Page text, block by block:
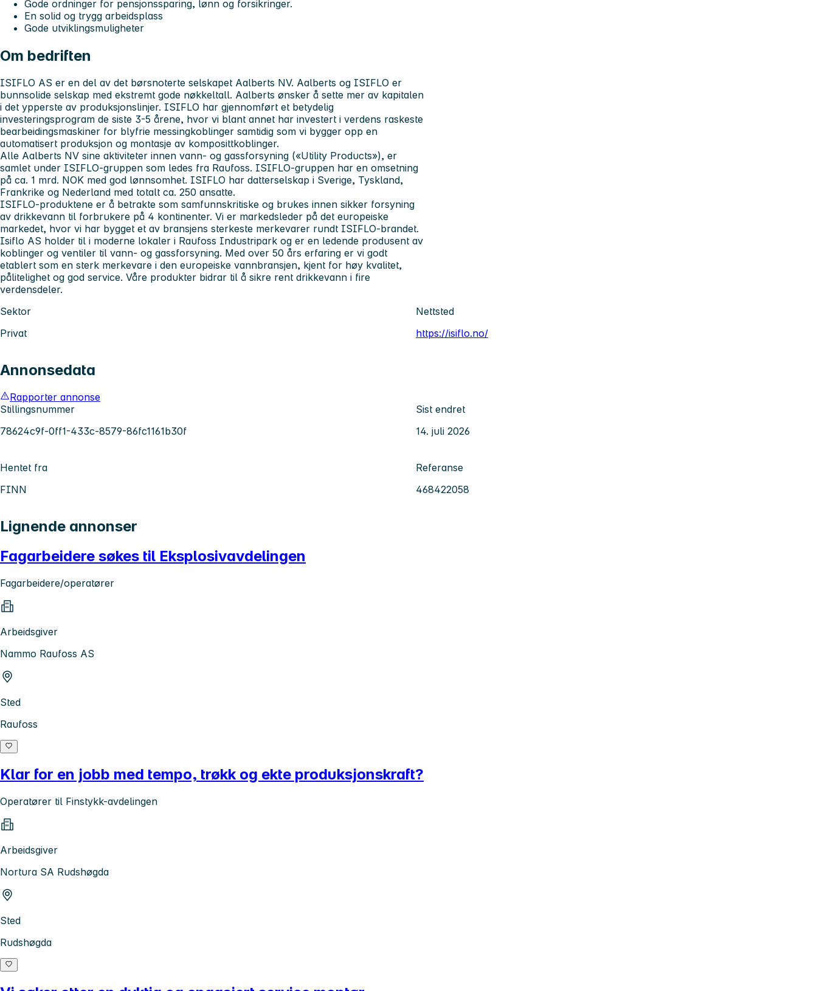
Gode ordninger for pensjonssparing, lønn og forsikringer.
En solid og trygg arbeidsplass
Gode utviklingsmuligheter
Om bedriften
ISIFLO AS er en del av det børsnoterte selskapet Aalberts NV. Aalberts og ISIFLO er
bunnsolide selskap med ekstremt gode nøkkeltall. Aalberts ønsker å sette mer av kapitalen
i det ypperste av produksjonslinjer. ISIFLO har gjennomført et betydelig
investeringsprogram de siste 3-5 årene, hvor vi blant annet har investert i verdens raskeste
bearbeidingsmaskiner for blyfrie messingkoblinger samtidig som vi bygger opp en
automatisert produksjon og montasje av komposittkoblinger.
Alle Aalberts NV sine aktiviteter innen vann- og gassforsyning («Utility Products»), er
samlet under ISIFLO-gruppen som ledes fra Raufoss. ISIFLO-gruppen har en omsetning
på ca. 1 mrd. NOK med god lønnsomhet. ISIFLO har datterselskap i Sverige, Tyskland,
Frankrike og Nederland med totalt ca. 250 ansatte.
ISIFLO-produktene er å betrakte som samfunnskritiske og brukes innen sikker forsyning
av drikkevann til forbrukere på 4 kontinenter. Vi er markedsleder på det europeiske
markedet, hvor vi har bygget et av bransjens sterkeste merkevarer rundt ISIFLO-brandet.
Isiflo AS holder til i moderne lokaler i Raufoss Industripark og er en ledende produsent av
koblinger og ventiler til vann- og gassforsyning. Med over 50 års erfaring er vi godt
etablert som en sterk merkevare i den europeiske vannbransjen, kjent for høy kvalitet,
pålitelighet og god service. Våre produkter bidrar til å sikre rent drikkevann i fire
verdensdeler.
Sektor
Privat
Nettsted
https://isiflo.no/
Annonsedata
Rapporter annonse
Stillingsnummer
78624c9f-0ff1-433c-8579-86fc1161b30f
Sist endret
14. juli 2026
Hentet fra
FINN
Referanse
468422058
Lignende annonser
Fagarbeidere søkes til Eksplosivavdelingen
Fagarbeidere/operatører
Arbeidsgiver
Nammo Raufoss AS
Sted
Raufoss
Klar for en jobb med tempo, trøkk og ekte produksjonskraft?
Operatører til Finstykk-avdelingen
Arbeidsgiver
Nortura SA Rudshøgda
Sted
Rudshøgda